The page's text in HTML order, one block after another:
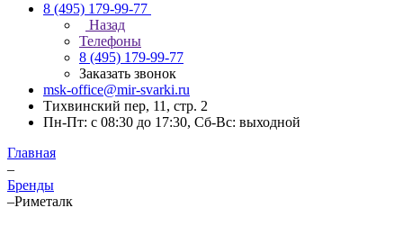
8 (495) 179-99-77
Назад
Телефоны
8 (495) 179-99-77
Заказать звонок
msk-office@mir-svarki.ru
Тихвинский пер, 11, стр. 2
Пн-Пт: с 08:30 до 17:30, Сб-Вс: выходной
Главная
–
Бренды
–Риметалк